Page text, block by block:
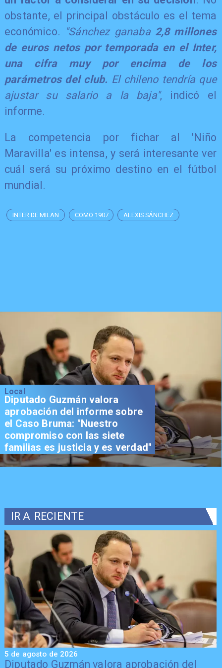
obstante, el principal obstáculo es el tema
económico. "Sánchez ganaba 2,8 millones
de euros netos por temporada en el Inter,
una cifra muy por encima de los
parámetros del club. El chileno tendría que
ajustar su salario a la baja", indicó el
informe.
La competencia por fichar al 'Niño
Maravilla' es intensa, y será interesante ver
cuál será su próximo destino en el fútbol
mundial.
INTER DE MILAN COMO 1907 ALEXIS SÁNCHEZ
Local
Diputado Guzmán valora
aprobación del informe sobre
el Caso Bruma: "Nuestro
compromiso con las siete
familias es justicia y es verdad"
IR A RECIENTE
Diputado Guzmán valora aprobación del
5 de agosto de 2026